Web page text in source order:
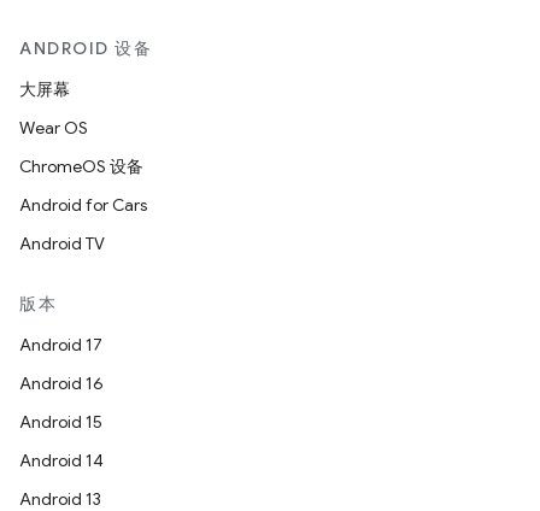
ANDROID 设备
大屏幕
Wear OS
ChromeOS 设备
Android for Cars
Android TV
版本
Android 17
Android 16
Android 15
Android 14
Android 13